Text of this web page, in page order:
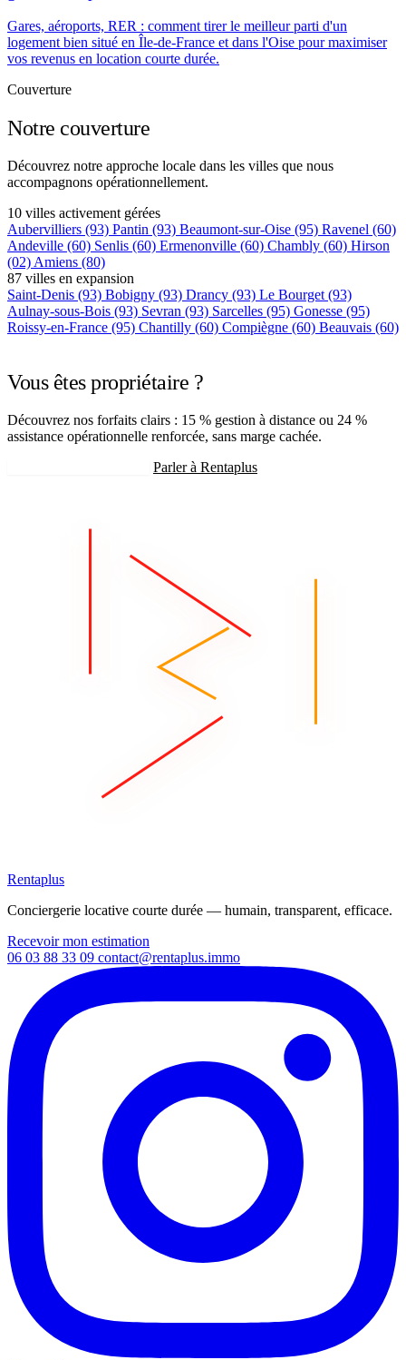
Gares, aéroports, RER : comment tirer le meilleur parti d'un
logement bien situé en Île-de-France et dans l'Oise pour maximiser
vos revenus en location courte durée.
Couverture
Notre couverture
Découvrez notre approche locale dans les villes que nous
accompagnons opérationnellement.
10 villes activement gérées
Aubervilliers (93) Pantin (93) Beaumont-sur-Oise (95) Ravenel (60)
Andeville (60) Senlis (60) Ermenonville (60) Chambly (60) Hirson
(02) Amiens (80)
87 villes en expansion
Saint-Denis (93) Bobigny (93) Drancy (93) Le Bourget (93)
Aulnay-sous-Bois (93) Sevran (93) Sarcelles (95) Gonesse (95)
Roissy-en-France (95) Chantilly (60) Compiègne (60) Beauvais (60)
Vous êtes propriétaire ?
Découvrez nos forfaits clairs : 15 % gestion à distance ou 24 %
assistance opérationnelle renforcée, sans marge cachée.
Parler à Rentaplus
Rentaplus
Conciergerie locative courte durée — humain, transparent, efficace.
Recevoir mon estimation
06 03 88 33 09 contact@rentaplus.immo